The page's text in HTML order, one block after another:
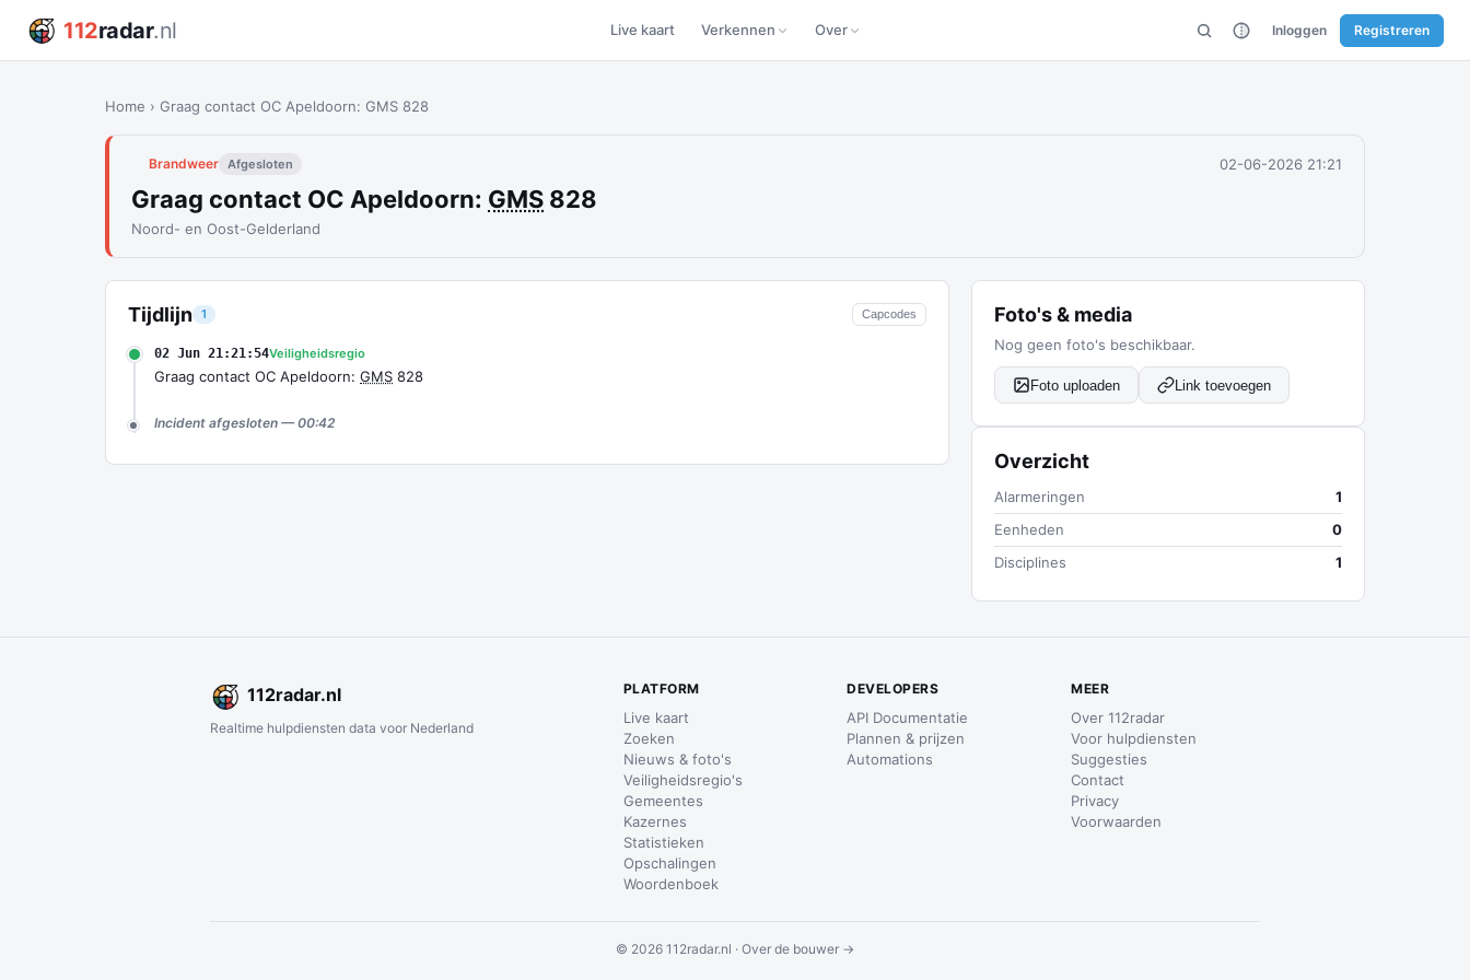
112radar.nl Live kaart Verkennen Over Inloggen Registreren
Home › Graag contact OC Apeldoorn: GMS 828
Brandweer Afgesloten 02-06-2026 21:21
Graag contact OC Apeldoorn: GMS 828
Noord- en Oost-Gelderland
Tijdlijn 1 Capcodes
02 Jun 21:21:54Veiligheidsregio
Graag contact OC Apeldoorn: GMS 828
Incident afgesloten — 00:42
Foto's & media
Nog geen foto's beschikbaar.
Foto uploaden Link toevoegen
Overzicht
Alarmeringen
1
Eenheden
0
Disciplines
1
112radar.nl
Realtime hulpdiensten data voor Nederland
PLATFORM
Live kaart
Zoeken
Nieuws & foto's
Veiligheidsregio's
Gemeentes
Kazernes
Statistieken
Opschalingen
Woordenboek
DEVELOPERS
API Documentatie
Plannen & prijzen
Automations
MEER
Over 112radar
Voor hulpdiensten
Suggesties
Contact
Privacy
Voorwaarden
© 2026 112radar.nl · Over de bouwer →